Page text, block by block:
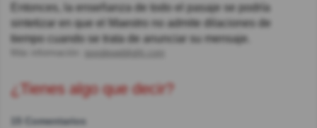
Entonces, la enseñanza de todo el pasaje se podría
sintetizar en que el Maestro no admite dilaciones de
tiempo cuando se trata de anunciar su mensaje.
googleweblight.com
¿Tienes algo que decir?
15 Comentarios